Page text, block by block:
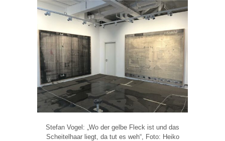
Stefan Vogel: „Wo der gelbe Fleck ist und das
Scheitelhaar liegt, da tut es weh“, Foto: Heiko